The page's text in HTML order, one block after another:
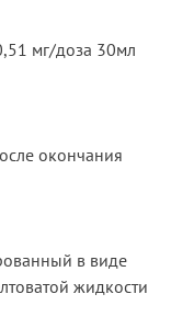
мг/доза 30мл
окончания
в виде
жидкости